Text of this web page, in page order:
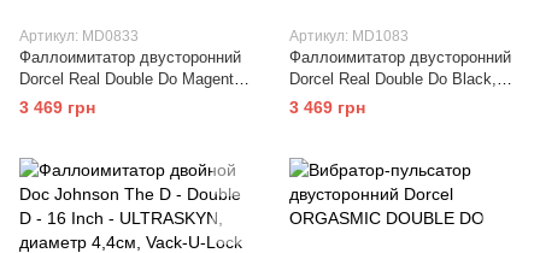
Артикул: MD0833
Фаллоимитатор двусторонний
Dorcel Real Double Do Magenta,
диаметр 4см, длина 42см
3 469 грн
Артикул: MD1083
Фаллоимитатор двусторонний
Dorcel Real Double Do Black,
диаметр 4см, длина 42см
3 469 грн